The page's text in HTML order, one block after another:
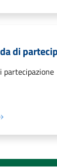
di
partecipazione